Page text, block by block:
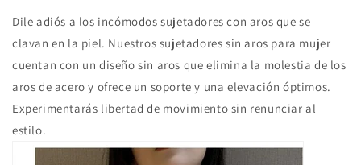
Dile adiós a los incómodos sujetadores con aros que se
clavan en la piel. Nuestros sujetadores sin aros para mujer
cuentan con un diseño sin aros que elimina la molestia de los
aros de acero y ofrece un soporte y una elevación óptimos.
Experimentarás libertad de movimiento sin renunciar al
estilo.